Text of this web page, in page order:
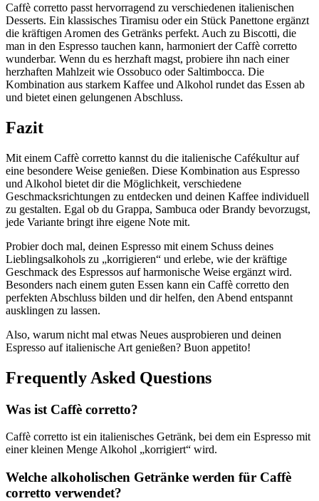
Caffè corretto passt hervorragend zu verschiedenen italienischen
Desserts. Ein klassisches Tiramisu oder ein Stück Panettone ergänzt
die kräftigen Aromen des Getränks perfekt. Auch zu Biscotti, die
man in den Espresso tauchen kann, harmoniert der Caffè corretto
wunderbar. Wenn du es herzhaft magst, probiere ihn nach einer
herzhaften Mahlzeit wie Ossobuco oder Saltimbocca. Die
Kombination aus starkem Kaffee und Alkohol rundet das Essen ab
und bietet einen gelungenen Abschluss.
Fazit
Mit einem Caffè corretto kannst du die italienische Cafékultur auf
eine besondere Weise genießen. Diese Kombination aus Espresso
und Alkohol bietet dir die Möglichkeit, verschiedene
Geschmacksrichtungen zu entdecken und deinen Kaffee individuell
zu gestalten. Egal ob du Grappa, Sambuca oder Brandy bevorzugst,
jede Variante bringt ihre eigene Note mit.
Probier doch mal, deinen Espresso mit einem Schuss deines
Lieblingsalkohols zu „korrigieren“ und erlebe, wie der kräftige
Geschmack des Espressos auf harmonische Weise ergänzt wird.
Besonders nach einem guten Essen kann ein Caffè corretto den
perfekten Abschluss bilden und dir helfen, den Abend entspannt
ausklingen zu lassen.
Also, warum nicht mal etwas Neues ausprobieren und deinen
Espresso auf italienische Art genießen? Buon appetito!
Frequently Asked Questions
Was ist Caffè corretto?
Caffè corretto ist ein italienisches Getränk, bei dem ein Espresso mit
einer kleinen Menge Alkohol „korrigiert“ wird.
Welche alkoholischen Getränke werden für Caffè
corretto verwendet?